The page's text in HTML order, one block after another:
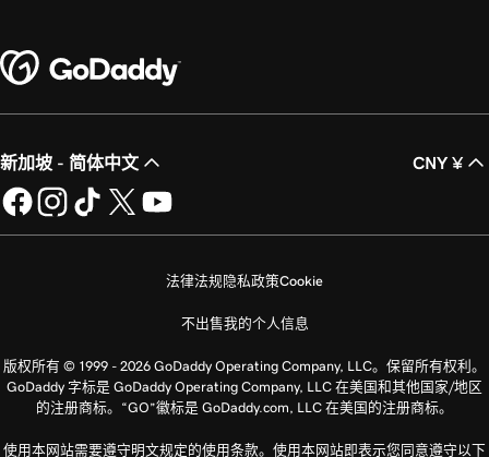
新加坡 - 简体中文 CNY ¥
法律法规 隐私政策Cookie
不出售我的个人信息
版权所有 © 1999 - 2026 GoDaddy Operating Company, LLC。保留所有权利。
GoDaddy 字标是 GoDaddy Operating Company, LLC 在美国和其他国家/地区
的注册商标。“GO”徽标是 GoDaddy.com, LLC 在美国的注册商标。
使用本网站需要遵守明文规定的使用条款。使用本网站即表示您同意遵守以下